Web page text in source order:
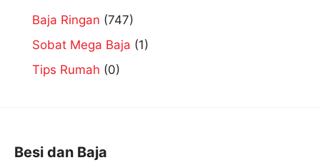
Baja Ringan (747)
Sobat Mega Baja (1)
Tips Rumah (0)
Besi dan Baja